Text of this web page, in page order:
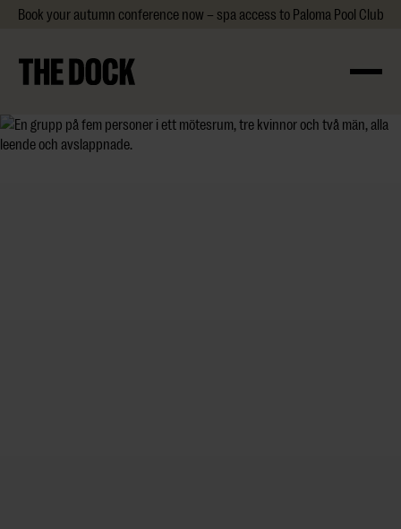
Book your autumn conference now – spa access to Paloma Pool Club